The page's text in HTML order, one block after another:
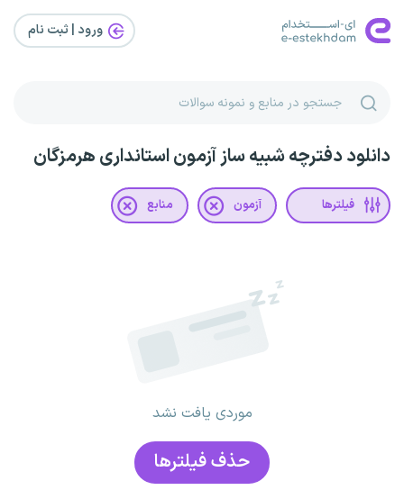
ورود | ثبت‌ نام
دانلود دفترچه شبیه ساز آزمون استانداری هرمزگان
فیلترها آزمون منابع
موردی یافت نشد
حذف فیلتر‌ها